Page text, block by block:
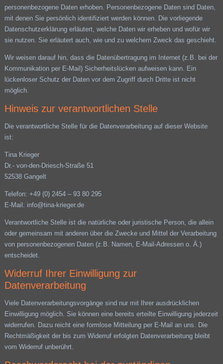
personenbezogene Daten erhoben. Personenbezogene Daten sind Daten,
mit denen Sie persönlich identifiziert werden können. Die vorliegende
Datenschutzerklärung erläutert, welche Daten wir erheben und wofür wir
sie nutzen. Sie erläutert auch, wie und zu welchem Zweck das geschieht.
Wir weisen darauf hin, dass die Datenübertragung im Internet (z.B. bei der
Kommunikation per E-Mail) Sicherheitslücken aufweisen kann. Ein
lückenloser Schutz der Daten vor dem Zugriff durch Dritte ist nicht
möglich.
Hinweis zur verantwortlichen Stelle
Die verantwortliche Stelle für die Datenverarbeitung auf dieser Website
ist:
Tina Krieger
Dr.- von-den-Driesch-Straße 51
52538 Gangelt
Telefon: +49 (0) 2454 – 93 80 295
E-Mail: info@tina-krieger.de
Verantwortliche Stelle ist die natürliche oder juristische Person, die allein
oder gemeinsam mit anderen über die Zwecke und Mittel der Verarbeitung
von personenbezogenen Daten (z.B. Namen, E-Mail-Adressen o. Ä.)
entscheidet.
Widerruf Ihrer Einwilligung zur
Datenverarbeitung
Viele Datenverarbeitungsvorgänge sind nur mit Ihrer ausdrücklichen
Einwilligung möglich. Sie können eine bereits erteilte Einwilligung jederzeit
widerrufen. Dazu reicht eine formlose Mitteilung per E-Mail an uns. Die
Rechtmäßigkeit der bis zum Widerruf erfolgten Datenverarbeitung bleibt
vom Widerruf unberührt.